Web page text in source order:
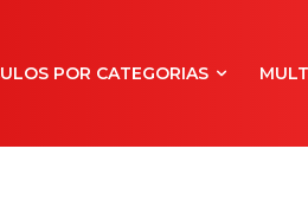
POR CATEGORIAS